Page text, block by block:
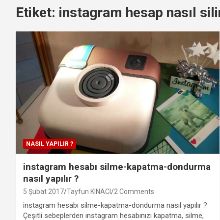
Etiket: instagram hesap nasıl
NASIL YAPILIR ?
instagram hesabı silme-kapatma-dondurma
nasıl yapılır ?
5 Şubat 2017 Tayfun KINACI 2 Comments
instagram hesabı silme-kapatma-dondurma nasıl yapılır ?
Çeşitli sebeplerden instagram hesabınızı kapatma, silme,